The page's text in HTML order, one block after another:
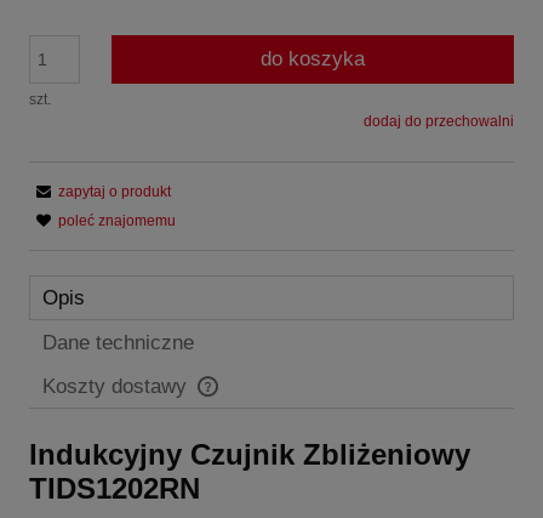
szt.
do koszyka
dodaj do przechowalni
zapytaj o produkt
poleć znajomemu
Opis
Dane techniczne
Koszty dostawy
Cena nie zawiera ewentualnych kosztów płatności
Indukcyjny Czujnik Zbliżeniowy
TIDS1202RN